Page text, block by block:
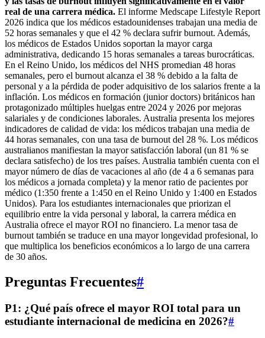
real de una carrera médica. El informe Medscape Lifestyle Report
2026 indica que los médicos estadounidenses trabajan una media de
52 horas semanales y que el 42 % declara sufrir burnout. Además,
los médicos de Estados Unidos soportan la mayor carga
administrativa, dedicando 15 horas semanales a tareas burocráticas.
En el Reino Unido, los médicos del NHS promedian 48 horas
semanales, pero el burnout alcanza el 38 % debido a la falta de
personal y a la pérdida de poder adquisitivo de los salarios frente a la
inflación. Los médicos en formación (junior doctors) británicos han
protagonizado múltiples huelgas entre 2024 y 2026 por mejoras
salariales y de condiciones laborales. Australia presenta los mejores
indicadores de calidad de vida: los médicos trabajan una media de
44 horas semanales, con una tasa de burnout del 28 %. Los médicos
australianos manifiestan la mayor satisfacción laboral (un 81 % se
declara satisfecho) de los tres países. Australia también cuenta con el
mayor número de días de vacaciones al año (de 4 a 6 semanas para
los médicos a jornada completa) y la menor ratio de pacientes por
médico (1:350 frente a 1:450 en el Reino Unido y 1:400 en Estados
Unidos). Para los estudiantes internacionales que priorizan el
equilibrio entre la vida personal y laboral, la carrera médica en
Australia ofrece el mayor ROI no financiero. La menor tasa de
burnout también se traduce en una mayor longevidad profesional, lo
que multiplica los beneficios económicos a lo largo de una carrera
de 30 años.
Preguntas Frecuentes#
P1: ¿Qué país ofrece el mayor ROI total para un
estudiante internacional de medicina en 2026?#